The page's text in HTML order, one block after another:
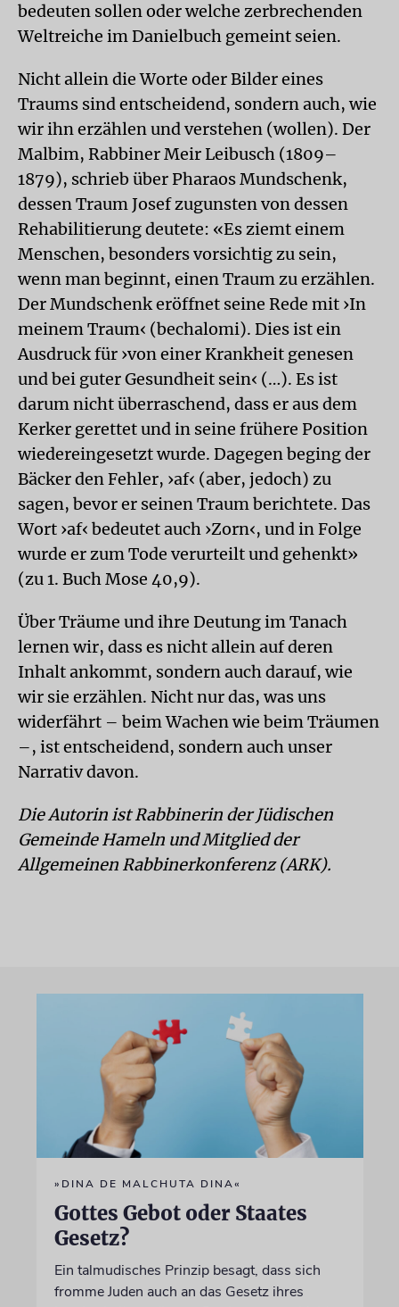
bedeuten sollen oder welche zerbrechenden
Weltreiche im Danielbuch gemeint seien.
Nicht allein die Worte oder Bilder eines
Traums sind entscheidend, sondern auch, wie
wir ihn erzählen und verstehen (wollen). Der
Malbim, Rabbiner Meir Leibusch (1809–
1879), schrieb über Pharaos Mundschenk,
dessen Traum Josef zugunsten von dessen
Rehabilitierung deutete: «Es ziemt einem
Menschen, besonders vorsichtig zu sein,
wenn man beginnt, einen Traum zu erzählen.
Der Mundschenk eröffnet seine Rede mit ›In
meinem Traum‹ (bechalomi). Dies ist ein
Ausdruck für ›von einer Krankheit genesen
und bei guter Gesundheit sein‹ (…). Es ist
darum nicht überraschend, dass er aus dem
Kerker gerettet und in seine frühere Position
wiedereingesetzt wurde. Dagegen beging der
Bäcker den Fehler, ›af‹ (aber, jedoch) zu
sagen, bevor er seinen Traum berichtete. Das
Wort ›af‹ bedeutet auch ›Zorn‹, und in Folge
wurde er zum Tode verurteilt und gehenkt»
(zu 1. Buch Mose 40,9).
Über Träume und ihre Deutung im Tanach
lernen wir, dass es nicht allein auf deren
Inhalt ankommt, sondern auch darauf, wie
wir sie erzählen. Nicht nur das, was uns
widerfährt – beim Wachen wie beim Träumen
–, ist entscheidend, sondern auch unser
Narrativ davon.
Die Autorin ist Rabbinerin der Jüdischen
Gemeinde Hameln und Mitglied der
Allgemeinen Rabbinerkonferenz (ARK).
»DINA DE MALCHUTA DINA«
Gottes Gebot oder Staates
Gesetz?
Ein talmudisches Prinzip besagt, dass sich
fromme Juden auch an das Gesetz ihres